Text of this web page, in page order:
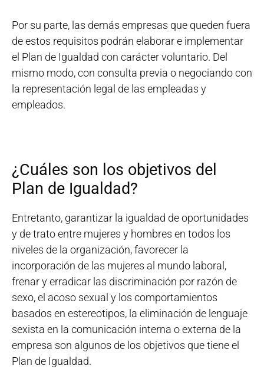
Por su parte, las demás empresas que queden fuera
de estos requisitos podrán elaborar e implementar
el Plan de Igualdad con carácter voluntario. Del
mismo modo, con consulta previa o negociando con
la representación legal de las empleadas y
empleados.
¿Cuáles son los objetivos del
Plan de Igualdad?
Entretanto, garantizar la igualdad de oportunidades
y de trato entre mujeres y hombres en todos los
niveles de la organización, favorecer la
incorporación de las mujeres al mundo laboral,
frenar y erradicar las discriminación por razón de
sexo, el acoso sexual y los comportamientos
basados en estereotipos, la eliminación de lenguaje
sexista en la comunicación interna o externa de la
empresa son algunos de los objetivos que tiene el
Plan de Igualdad.